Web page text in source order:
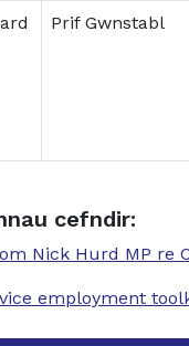
Prif Gwnstabl
cefndir:
Nick Hurd MP re
employment